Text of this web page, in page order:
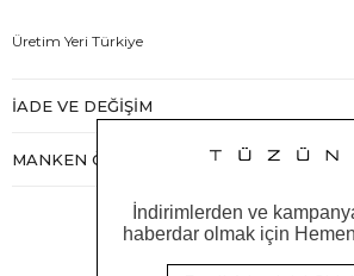
Üretim Yeri Türkiye
İADE VE DEĞIŞIM
MANKEN ÖLÇÜLERI
Benzer Ürünler